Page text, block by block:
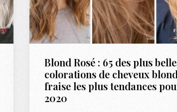
Blond Rosé : 65 des plus
colorations de cheveux blond
fraise les plus tendances
2020